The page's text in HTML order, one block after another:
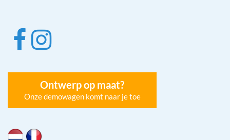
Ontwerp op maat?
Onze demowagen komt naar je toe